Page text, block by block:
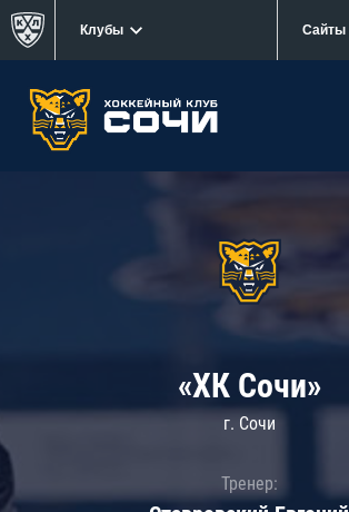
Клубы Сайты
«ХК Сочи»
г. Сочи
Тренер: